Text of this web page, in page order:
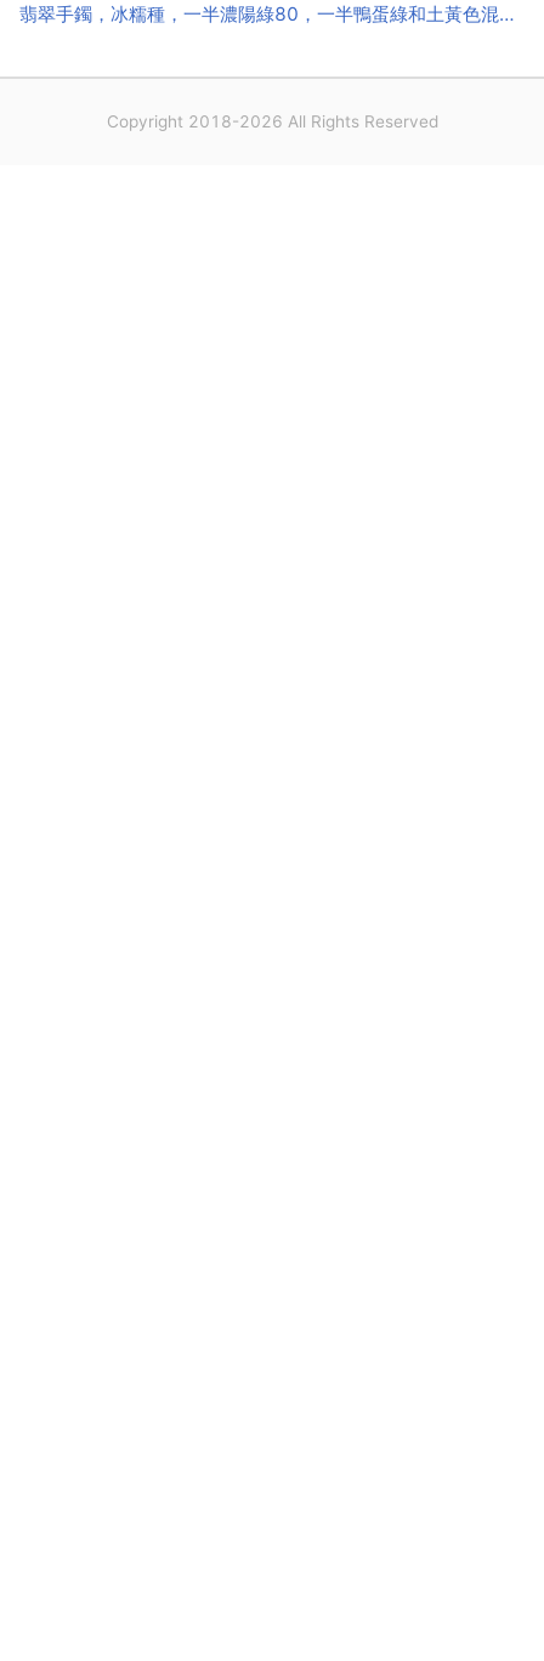
翡翠手鐲，冰糯種，一半濃陽綠80，一半鴨蛋綠和土黃色混合，綠色部分很好，另一半底子有鹽粒狀晶體
Copyright 2018-2026 All Rights Reserved